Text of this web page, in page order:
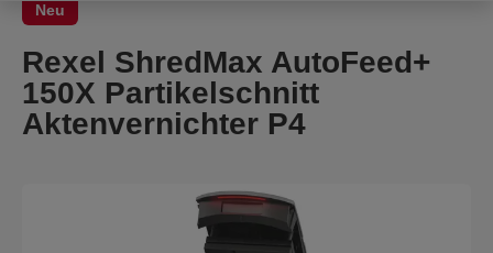
Neu
Rexel ShredMax AutoFeed+
150X Partikelschnitt
Aktenvernichter P4